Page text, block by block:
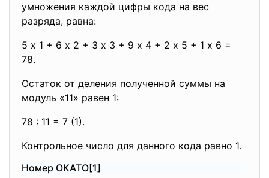
умножения каждой цифры кода на вес
разряда, равна:
5 х 1 + 6 х 2 + 3 х 3 + 9 х 4 + 2 х 5 + 1 х 6 =
78.
Остаток от деления полученной суммы на
модуль «11» равен 1:
78 : 11 = 7 (1).
Контрольное число для данного кода равно 1.
Номер ОКАТО[1]